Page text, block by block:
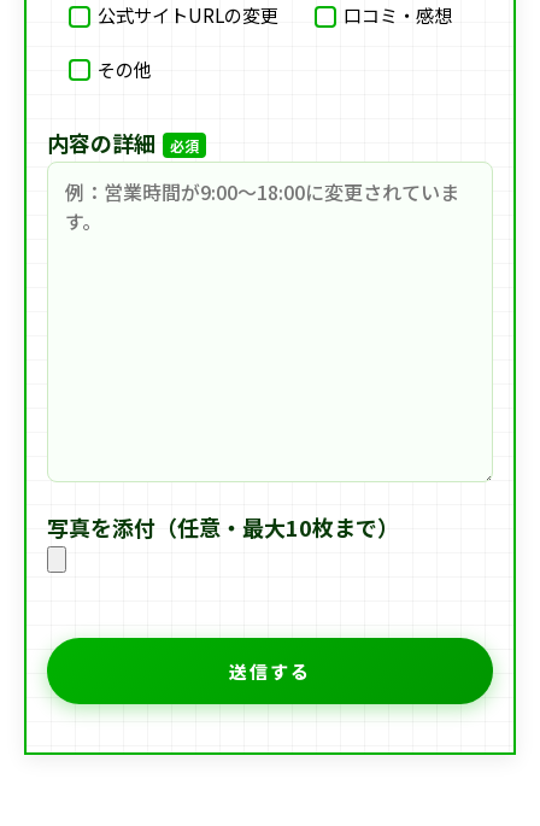
公式サイトURLの変更 口コミ・感想
その他
内容の詳細 必須
写真を添付（任意・最大10枚まで）